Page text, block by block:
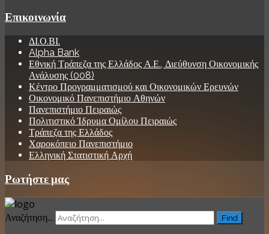
Επικοινωνία
ΔΙ.Ο.ΒΙ.
Alpha Bank
Εθνική Τράπεζα της Ελλάδος Α.Ε., Διεύθυνση Οικονομικής
Ανάλυσης (008)
Κέντρο Προγραμματισμού και Οικονομικών Ερευνών
Οικονομικό Πανεπιστήμιο Αθηνών
Πανεπιστήμιο Πειραιώς
Πολιτιστικό Ίδρυμα Ομίλου Πειραιώς
Τράπεζα της Ελλάδος
Χαροκόπειο Πανεπιστήμιο
Ελληνική Στατιστική Αρχή
Ρωτήστε μας
Αναζήτηση... Find